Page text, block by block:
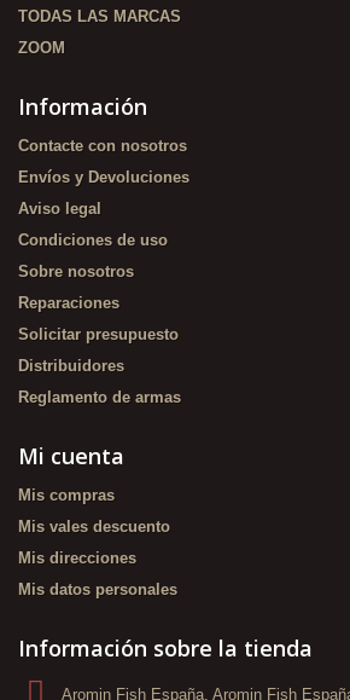
TODAS LAS MARCAS
ZOOM
Información
Contacte con nosotros
Envíos y Devoluciones
Aviso legal
Condiciones de uso
Sobre nosotros
Reparaciones
Solicitar presupuesto
Distribuidores
Reglamento de armas
Mi cuenta
Mis compras
Mis vales descuento
Mis direcciones
Mis datos personales
Información sobre la tienda
Aromin Fish España, Aromin Fish